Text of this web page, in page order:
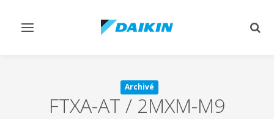
Afficher/masquer
Archivé
FTXA-AT / 2MXM-M9